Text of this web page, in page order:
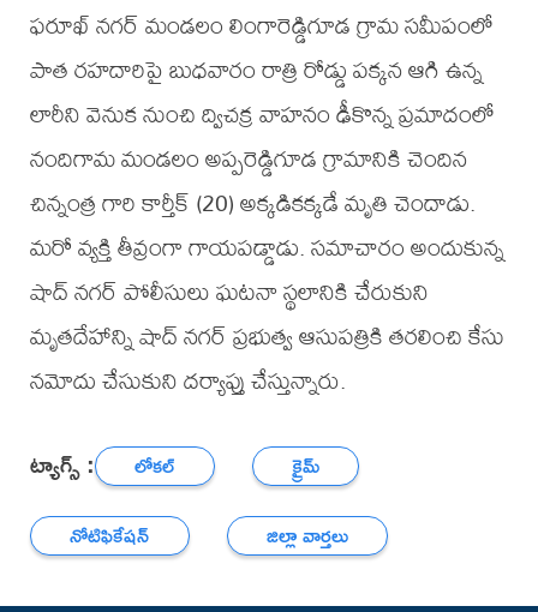
ఫరూఖ్ నగర్ మండలం లింగారెడ్డిగూడ గ్రామ సమీపంలో
పాత రహదారిపై బుధవారం రాత్రి రోడ్డు పక్కన ఆగి ఉన్న
లారీని వెనుక నుంచి ద్విచక్ర వాహనం ఢీకొన్న ప్రమాదంలో
నందిగామ మండలం అప్పరెడ్డిగూడ గ్రామానికి చెందిన
చిన్నంత్ర గారి కార్తీక్ (20) అక్కడికక్కడే మృతి చెందాడు.
మరో వ్యక్తి తీవ్రంగా గాయపడ్డాడు. సమాచారం అందుకున్న
షాద్ నగర్ పోలీసులు ఘటనా స్థలానికి చేరుకుని
మృతదేహాన్ని షాద్ నగర్ ప్రభుత్వ ఆసుపత్రికి తరలించి కేసు
నమోదు చేసుకుని దర్యాప్తు చేస్తున్నారు.
ట్యాగ్స్ : లోకల్
క్రైమ్
నోటిఫికేషన్
జిల్లా వార్తలు